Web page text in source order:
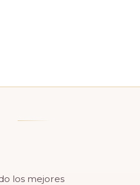
los mejores